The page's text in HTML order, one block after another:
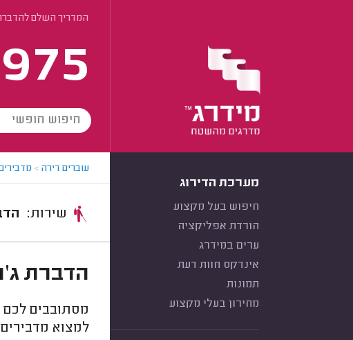
המדריך השלם
מערכת הדירוג
חיפוש בעל מקצוע
הורדת אפליקציה
ערים במידרג
אינדקס חוות דעת
תמונות
מחירון בעלי מקצוע
עוברים דירה >
הדברת
מסתובבים לכם
למצוא